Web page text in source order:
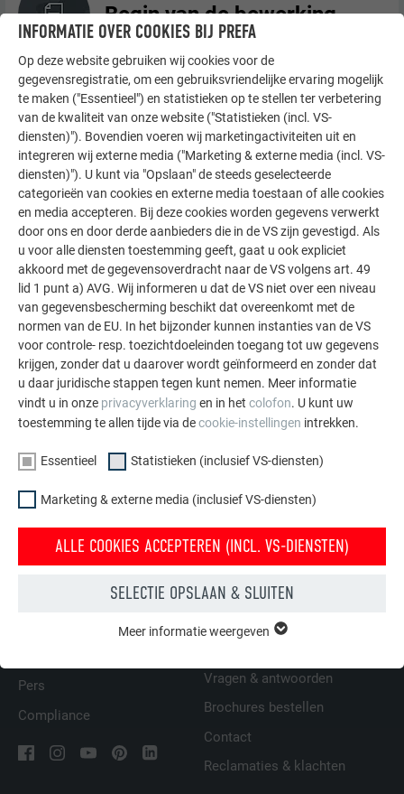
Begin van de bewerking
Bewerkingsmogelijkheden
Bevestigingssoorten
Details en aansluitingen
Balkonbekleding
TERUG
FAMILIEBEDRIJF | PREFA
Pers
Compliance
WIJ HELPEN U
Dakdekkers bij u in de buurt
Vragen & antwoorden
Brochures bestellen
Contact
Reclamaties & klachten
INFORMATIE OVER COOKIES BIJ PREFA
Op deze website gebruiken wij cookies voor de
gegevensregistratie, om een gebruiksvriendelijke ervaring mogelijk
te maken ("Essentieel") en statistieken op te stellen ter verbetering
van de kwaliteit van onze website ("Statistieken (incl. VS-
diensten)"). Bovendien voeren wij marketingactiviteiten uit en
integreren wij externe media ("Marketing & externe media (incl. VS-
diensten)"). U kunt via "Opslaan" de steeds geselecteerde
categorieën van cookies en externe media toestaan of alle cookies
en media accepteren. Bij deze cookies worden gegevens verwerkt
door ons en door derde aanbieders die in de VS zijn gevestigd. Als
u voor alle diensten toestemming geeft, gaat u ook expliciet
akkoord met de gegevensoverdracht naar de VS volgens art. 49
lid 1 punt a) AVG. Wij informeren u dat de VS niet over een niveau
van gegevensbescherming beschikt dat overeenkomt met de
normen van de EU. In het bijzonder kunnen instanties van de VS
voor controle- resp. toezichtdoeleinden toegang tot uw gegevens
krijgen, zonder dat u daarover wordt geïnformeerd en zonder dat
u daar juridische stappen tegen kunt nemen. Meer informatie
vindt u in onze privacyverklaring en in het colofon. U kunt uw
toestemming te allen tijde via decookie-instellingen intrekken.
Essentieel Statistieken (inclusief VS-diensten)
Marketing & externe media (inclusief VS-diensten)
ALLE COOKIES ACCEPTEREN (INCL. VS-DIENSTEN)
SELECTIE OPSLAAN & SLUITEN
van de website. Hierdoor wordt gewaarborgd dat de website
onberispelijk werkt.
Cookie-informatie weergeven
Meer informatie weergeven